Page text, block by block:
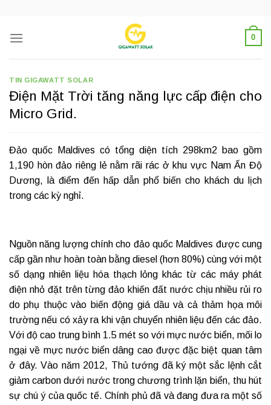
content
0
TIN GIGAWATT SOLAR
Điện Mặt Trời tăng năng lực cấp điện cho
Micro Grid.
Đảo quốc Maldives có tổng diện tích 298km2 bao gồm
1,190 hòn đảo riêng lẻ nằm rãi rác ở khu vực Nam Ấn Độ
Dương, là điểm đến hấp dẫn phổ biến cho khách du lịch
trong các kỳ nghỉ.
Nguồn năng lượng chính cho đảo quốc Maldives được cung
cấp gần như hoàn toàn bằng diesel (hơn 80%) cùng với một
số dạng nhiên liệu hóa thạch lỏng khác từ các máy phát
điện nhỏ đặt trên từng đảo khiến đất nước chịu nhiều rủi ro
do phụ thuộc vào biến động giá dầu và cả thảm họa môi
trường nếu có xảy ra khi vận chuyển nhiên liệu đến các đảo.
Với độ cao trung bình 1.5 mét so với mực nước biển, mối lo
ngại về mực nước biển dâng cao được đặc biệt quan tâm
ở đây. Vào năm 2012, Thủ tướng đã ký một sắc lệnh cắt
giảm carbon dưới nước trong chương trình lặn biển, thu hút
sự chú ý của quốc tế. Chính phủ đã và đang đưa ra một số